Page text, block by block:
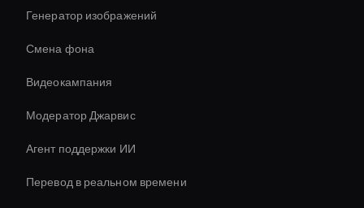
Генератор изображений
Смена фона
Видеокампания
Модератор Джарвис
Агент поддержки ИИ
Перевод в реальном времени